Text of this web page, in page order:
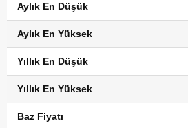
Aylık En Düşük
Aylık En Yüksek
Yıllık En Düşük
Yıllık En Yüksek
Baz Fiyatı